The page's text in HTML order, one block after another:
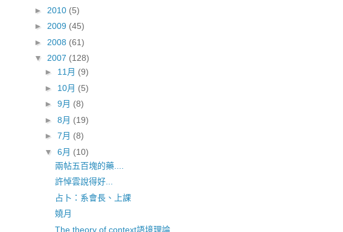
► 2010 (5)
► 2009 (45)
► 2008 (61)
▼ 2007 (128)
► 11月 (9)
► 10月 (5)
► 9月 (8)
► 8月 (19)
► 7月 (8)
▼ 6月 (10)
兩帖五百塊的藥....
許悼雲說得好...
占卜：系會長、上課
嬈月
The theory of context語境理論